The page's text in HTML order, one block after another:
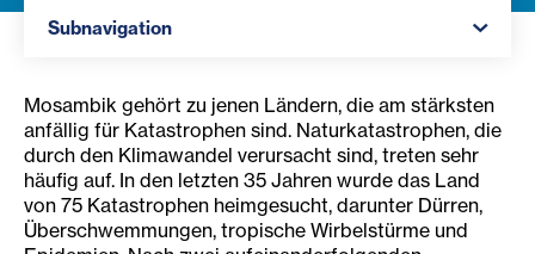
Subnavigation
Mosambik gehört zu jenen Ländern, die am stärksten
anfällig für Katastrophen sind. Naturkatastrophen, die
durch den Klimawandel verursacht sind, treten sehr
häufig auf. In den letzten 35 Jahren wurde das Land
von 75 Katastrophen heimgesucht, darunter Dürren,
Überschwemmungen, tropische Wirbelstürme und